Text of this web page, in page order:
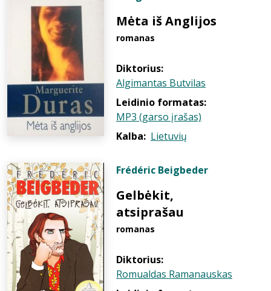
Mėta iš Anglijos
romanas
Diktorius:
Algimantas Butvilas
Leidinio formatas:
MP3 (garso įrašas)
Kalba: Lietuvių
Frédéric Beigbeder
Gelbėkit,
atsiprašau
romanas
Diktorius:
Romualdas Ramanauskas